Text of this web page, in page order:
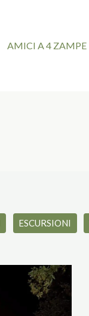
AMICI A 4 ZAMPE
ESCURSIONI